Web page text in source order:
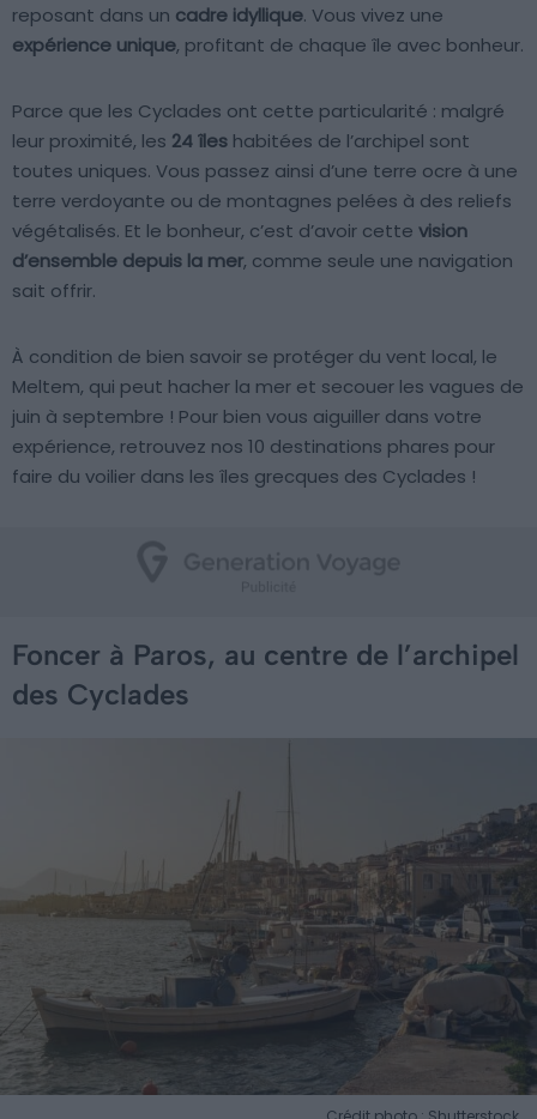
reposant dans un cadre idyllique. Vous vivez une
expérience unique, profitant de chaque île avec bonheur.
Parce que les Cyclades ont cette particularité : malgré
leur proximité, les 24 îles habitées de l’archipel sont
toutes uniques. Vous passez ainsi d’une terre ocre à une
terre verdoyante ou de montagnes pelées à des reliefs
végétalisés. Et le bonheur, c’est d’avoir cette vision
d’ensemble depuis la mer, comme seule une navigation
sait offrir.
À condition de bien savoir se protéger du vent local, le
Meltem, qui peut hacher la mer et secouer les vagues de
juin à septembre ! Pour bien vous aiguiller dans votre
expérience, retrouvez nos 10 destinations phares pour
faire du voilier dans les îles grecques des Cyclades !
Foncer à Paros, au centre de l’archipel
des Cyclades